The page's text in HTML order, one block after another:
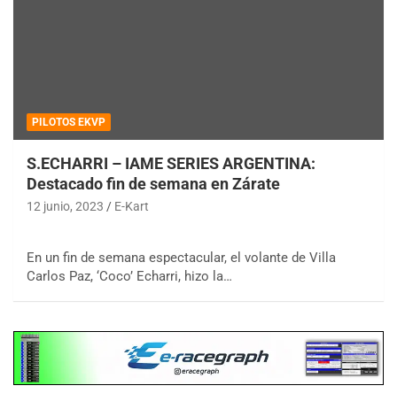
PILOTOS EKVP
S.ECHARRI – IAME SERIES ARGENTINA:
Destacado fin de semana en Zárate
12 junio, 2023 E-Kart
En un fin de semana espectacular, el volante de Villa
Carlos Paz, ‘Coco’ Echarri, hizo la…